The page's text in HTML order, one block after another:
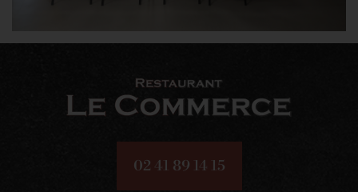
02 41 89 14 15